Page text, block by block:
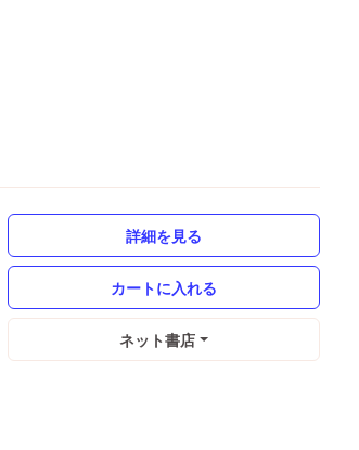
詳細を見る
ネット書店